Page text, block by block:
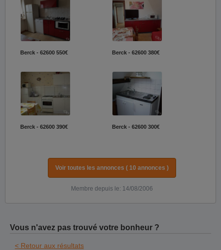
Berck - 62600 550€ Berck - 62600 380€
Berck - 62600 390€ Berck - 62600 300€
Voir toutes les annonces ( 10 annonces )
Membre depuis le: 14/08/2006
Vous n'avez pas trouvé votre bonheur ?
< Retour aux résultats